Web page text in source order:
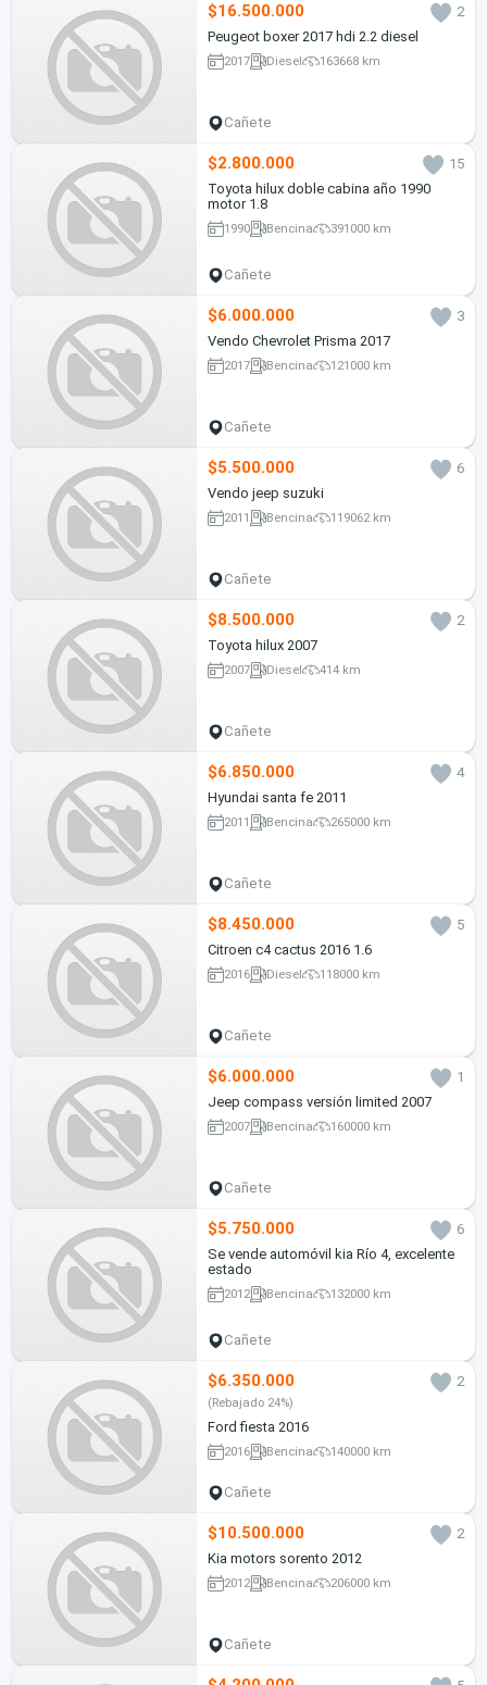
$16.500.000
2
Peugeot boxer 2017 hdi 2.2 diesel
2017 Diesel 163668 km
Cañete
$2.800.000
15
Toyota hilux doble cabina año 1990
motor 1.8
1990 Bencina 391000 km
Cañete
$6.000.000
3
Vendo Chevrolet Prisma 2017
2017 Bencina 121000 km
Cañete
$5.500.000
6
Vendo jeep suzuki
2011 Bencina 119062 km
Cañete
$8.500.000
2
Toyota hilux 2007
2007 Diesel 414 km
Cañete
$6.850.000
4
Hyundai santa fe 2011
2011 Bencina 265000 km
Cañete
$8.450.000
5
Citroen c4 cactus 2016 1.6
2016 Diesel 118000 km
Cañete
$6.000.000
1
Jeep compass versión limited 2007
2007 Bencina 160000 km
Cañete
$5.750.000
6
Se vende automóvil kia Río 4, excelente
estado
2012 Bencina 132000 km
Cañete
$6.350.000 2
(Rebajado 24%)
Ford fiesta 2016
2016 Bencina 140000 km
Cañete
$10.500.000
2
Kia motors sorento 2012
2012 Bencina 206000 km
Cañete